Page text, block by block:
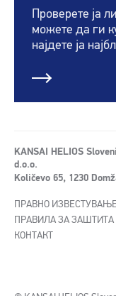
Проверете ја
можете да ги
најдете ја
KANSAI HELIOS
d.o.o.
Količevo 65, 1230
ПРАВНО
ПРАВИЛА ЗА
КОНТАКТ